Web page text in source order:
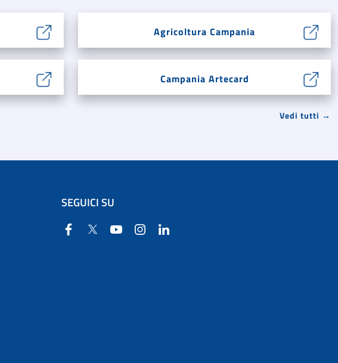
Agricoltura Campania
Campania Artecard
Vedi tutti →
SEGUICI SU
Facebook
Twitter YouTube Instagram